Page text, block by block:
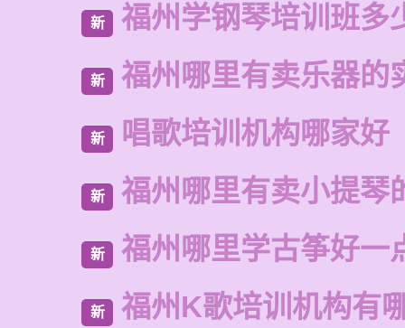
新 福州学钢琴培训班多
新 福州哪里有卖乐器的
新 唱歌培训机构哪家好
新 福州哪里有卖小提琴
新 福州哪里学古筝好一
新 福州K歌培训机构有